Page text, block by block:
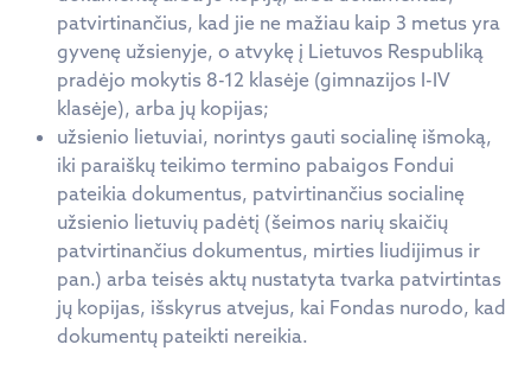
patvirtinančius, kad jie ne mažiau kaip 3 metus yra
gyvenę užsienyje, o atvykę į Lietuvos Respubliką
pradėjo mokytis 8-12 klasėje (gimnazijos I-IV
klasėje), arba jų kopijas;
užsienio lietuviai, norintys gauti socialinę išmoką,
iki paraiškų teikimo termino pabaigos Fondui
pateikia dokumentus, patvirtinančius socialinę
užsienio lietuvių padėtį (šeimos narių skaičių
patvirtinančius dokumentus, mirties liudijimus ir
pan.) arba teisės aktų nustatyta tvarka patvirtintas
jų kopijas, išskyrus atvejus, kai Fondas nurodo, kad
dokumentų pateikti nereikia.